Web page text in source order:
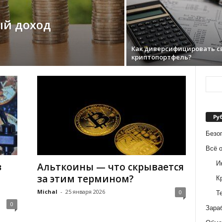
доход
Как диверсифицировать
криптопортфель?
0
Альткоины — что скрывается
за этим термином?
Michal - 25 января 2026 0
Всё